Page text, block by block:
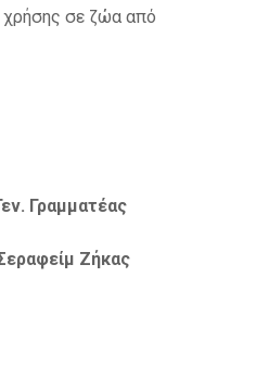
χρήσης σε ζώα από
Ζήκας